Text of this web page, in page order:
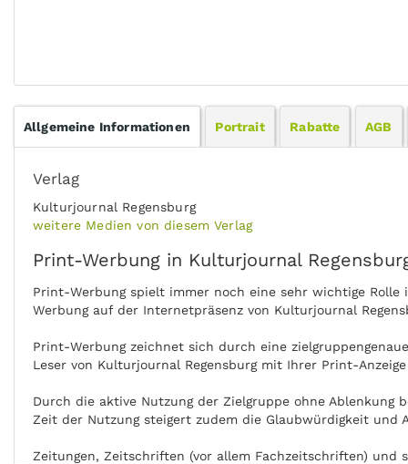
Allgemeine Informationen Portrait Rabatte AGB
Verlag
Kulturjournal Regensburg
weitere Medien von diesem Verlag
Print-Werbung in Kulturjournal
Print-Werbung spielt immer noch eine sehr wichtige
Werbung auf der Internetpräsenz von Kulturjournal
Print-Werbung zeichnet sich durch eine
Leser von Kulturjournal Regensburg mit Ihrer Print-
Durch die aktive Nutzung der Zielgruppe ohne Ablenkung
Zeit der Nutzung steigert zudem die Glaubwürdigkeit und
Zeitungen, Zeitschriften (vor allem Fachzeitschriften)